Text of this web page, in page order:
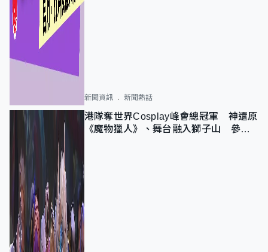
新聞資訊 新聞熱話
港隊奪世界Cosplay峰會總冠軍 神還原
《魔物獵人》、舞台融入獅子山 參賽